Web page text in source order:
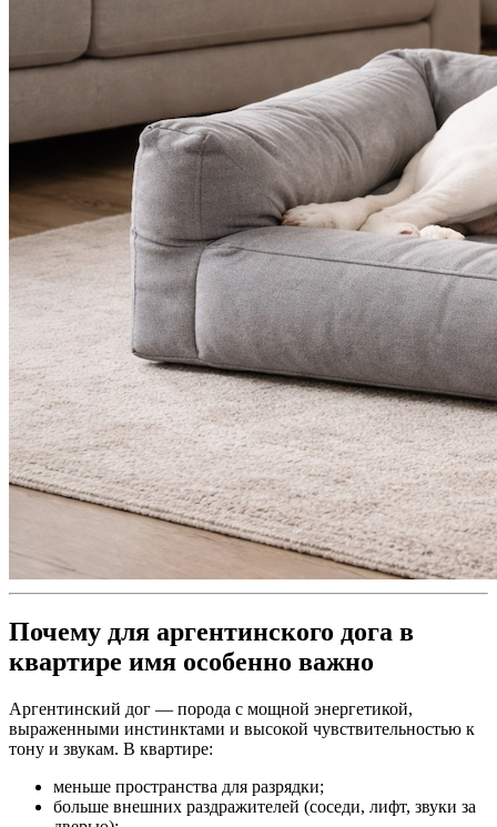
Почему для аргентинского дога в
квартире имя особенно важно
Аргентинский дог — порода с мощной энергетикой,
выраженными инстинктами и высокой чувствительностью к
тону и звукам. В квартире:
меньше пространства для разрядки;
больше внешних раздражителей (соседи, лифт, звуки за